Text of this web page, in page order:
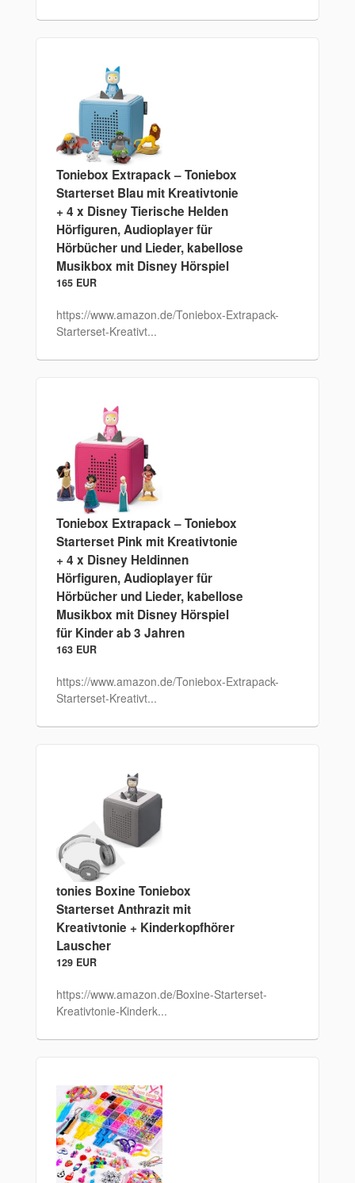
Toniebox Extrapack – Toniebox
Starterset Blau mit Kreativtonie
+ 4 x Disney Tierische Helden
Hörfiguren, Audioplayer für
Hörbücher und Lieder, kabellose
Musikbox mit Disney Hörspiel
165 EUR
https://www.amazon.de/Toniebox-Extrapack-
Starterset-Kreativt...
Toniebox Extrapack – Toniebox
Starterset Pink mit Kreativtonie
+ 4 x Disney Heldinnen
Hörfiguren, Audioplayer für
Hörbücher und Lieder, kabellose
Musikbox mit Disney Hörspiel
für Kinder ab 3 Jahren
163 EUR
https://www.amazon.de/Toniebox-Extrapack-
Starterset-Kreativt...
tonies Boxine Toniebox
Starterset Anthrazit mit
Kreativtonie + Kinderkopfhörer
Lauscher
129 EUR
https://www.amazon.de/Boxine-Starterset-
Kreativtonie-Kinderk...